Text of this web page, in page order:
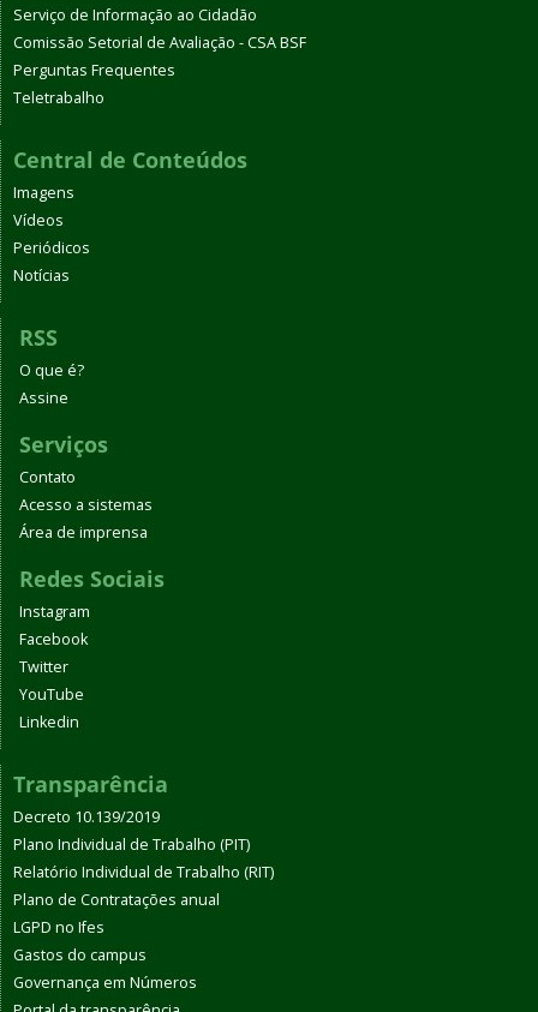
Serviço de Informação ao Cidadão
Comissão Setorial de Avaliação - CSA BSF
Perguntas Frequentes
Teletrabalho
Central de Conteúdos
Imagens
Vídeos
Periódicos
Notícias
RSS
O que é?
Assine
Serviços
Contato
Acesso a sistemas
Área de imprensa
Redes Sociais
Instagram
Facebook
Twitter
YouTube
Linkedin
Transparência
Decreto 10.139/2019
Plano Individual de Trabalho (PIT)
Relatório Individual de Trabalho (RIT)
Plano de Contratações anual
LGPD no Ifes
Gastos do campus
Governança em Números